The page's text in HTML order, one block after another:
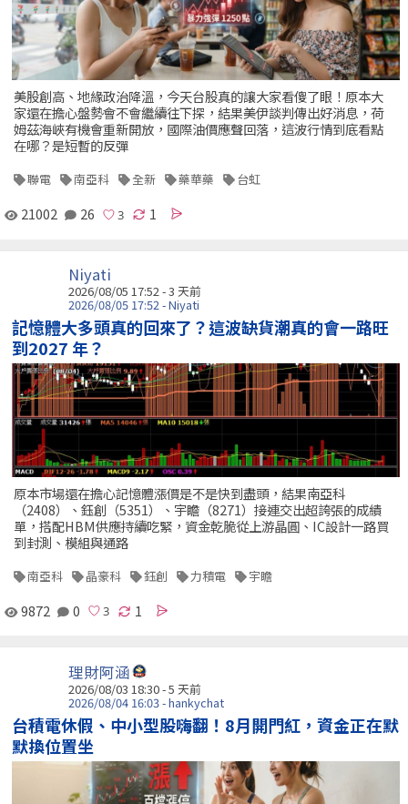
美股創高、地緣政治降溫，今天台股真的讓大家看傻了眼！原本大
家還在擔心盤勢會不會繼續往下探，結果美伊談判傳出好消息，荷
姆茲海峽有機會重新開放，國際油價應聲回落，這波行情到底看點
在哪？是短暫的反彈
聯電 南亞科 全新 藥華藥 台虹
21002 26 1
Niyati
2026/08/05 17:52 - 3 天前
2026/08/05 17:52 - Niyati
記憶體大多頭真的回來了？這波缺貨潮真的會一路旺
到2027 年？
原本市場還在擔心記憶體漲價是不是快到盡頭，結果南亞科
（2408）、鈺創（5351）、宇瞻（8271）接連交出超誇張的成績
單，搭配HBM供應持續吃緊，資金乾脆從上游晶圓、IC設計一路買
到封測、模組與通路
南亞科 晶豪科 鈺創 力積電 宇瞻
9872 0 1
理財阿涵
2026/08/03 18:30 - 5 天前
2026/08/04 16:03 - hankychat
台積電休假、中小型股嗨翻！8月開門紅，資金正在默
默換位置坐